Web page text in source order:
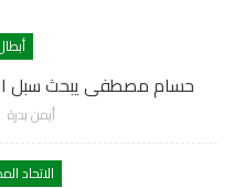
حسام مصطفى يبحث سبل
أيمن بدرة
الاتحاد